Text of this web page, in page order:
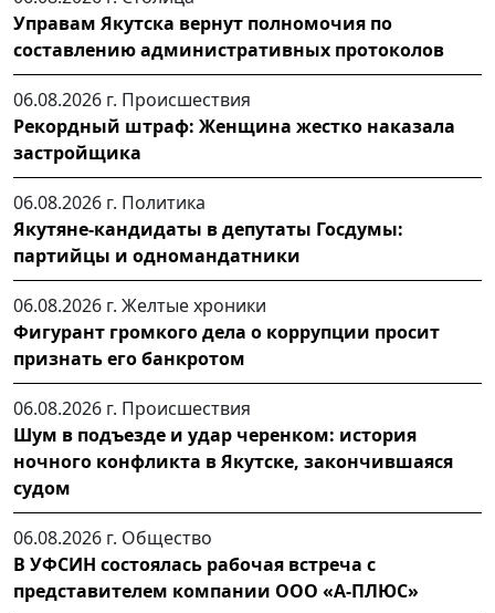
Управам Якутска вернут полномочия по
составлению административных протоколов
06.08.2026 г. Происшествия
Рекордный штраф: Женщина жестко наказала
застройщика
06.08.2026 г. Политика
Якутяне-кандидаты в депутаты Госдумы:
партийцы и одномандатники
06.08.2026 г. Желтые хроники
Фигурант громкого дела о коррупции просит
признать его банкротом
06.08.2026 г. Происшествия
Шум в подъезде и удар черенком: история
ночного конфликта в Якутске, закончившаяся
судом
06.08.2026 г. Общество
В УФСИН состоялась рабочая встреча с
представителем компании ООО «А-ПЛЮС»